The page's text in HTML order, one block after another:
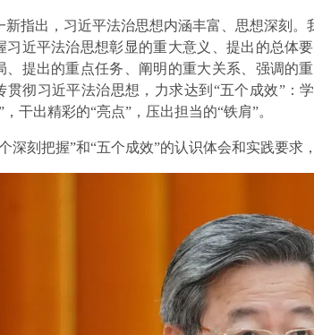
新指出，习近平法治思想内涵丰富、思想深刻。
习近平法治思想彰显的重大意义、提出的总体
、提出的重点任务、阐明的重大关系、强调的
贯彻习近平法治思想，力求达到“五个成效”：
，干出精彩的“亮点”，压出担当的“铁肩”。
深刻把握”和“五个成效”的认识体会和实践要求